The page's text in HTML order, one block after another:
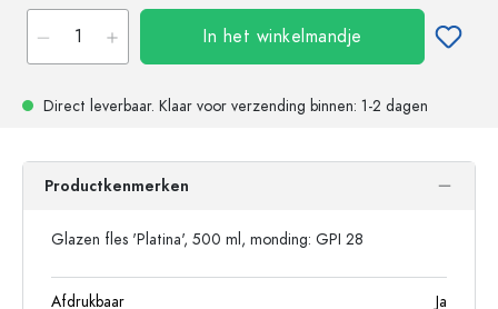
In het winkelmandje
Direct leverbaar. Klaar voor verzending binnen: 1-2 dagen
Productkenmerken
Glazen fles 'Platina', 500 ml, monding: GPI 28
Afdrukbaar Ja